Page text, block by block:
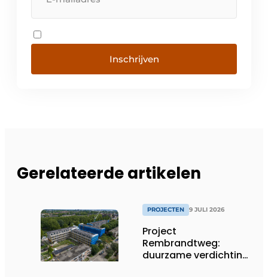
Inschrijven
Gerelateerde artikelen
PROJECTEN 9 JULI 2026
Project
Rembrandtweg:
duurzame verdichting